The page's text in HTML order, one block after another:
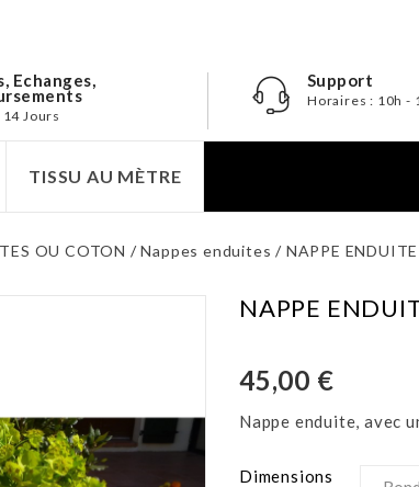
Echanges,
14 Jours
Support
Horaires : 10h -
TISSU AU MÈTRE
OU COTON Nappes enduites NAPPE
NAPPE
45,00 €
Nappe enduite, avec
Dimensions